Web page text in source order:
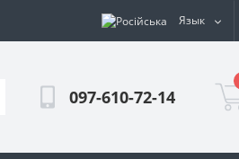
Язык
097-610-72-14